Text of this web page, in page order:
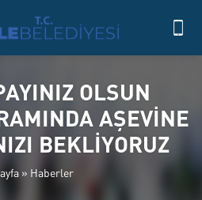
OLSUN
AŞEVİNE
BEKLİYORUZ
» Haberler